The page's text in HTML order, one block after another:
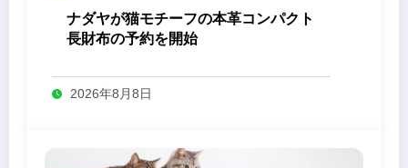
ナダヤが猫モチーフの本革コンパクト
長財布の予約を開始
2026年8月8日